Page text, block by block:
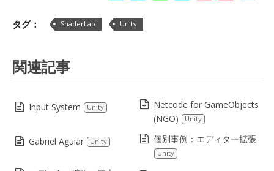
タグ： ShaderLab Unity
関連記事
Input System Unity
Netcode for GameObjects
(NGO)
Unity
Gabriel Aguiar Unity 個別事例：エディター拡張
Unity